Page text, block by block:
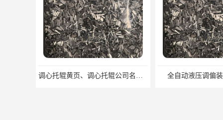
全自动液压调偏装置生产厂家